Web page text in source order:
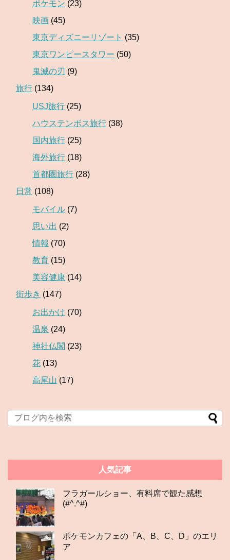
ポケモン (23)
映画 (45)
東京ディズニーリゾート (35)
東京ワンピースタワー (50)
鬼滅の刃 (9)
旅行 (134)
USJ旅行 (25)
ハウステンボス旅行 (38)
国内旅行 (25)
海外旅行 (18)
首都圏旅行 (28)
日常 (108)
モバイル (7)
思い出 (2)
情報 (70)
教育 (15)
美容健康 (14)
街歩き (147)
お出かけ (70)
温泉 (24)
神社仏閣 (23)
花 (13)
高尾山 (17)
人気記事
フラガールショー、有料席で観た感想
(#^.^#)
ポケモンカフェの「A、B、C、D」のエリ
ア